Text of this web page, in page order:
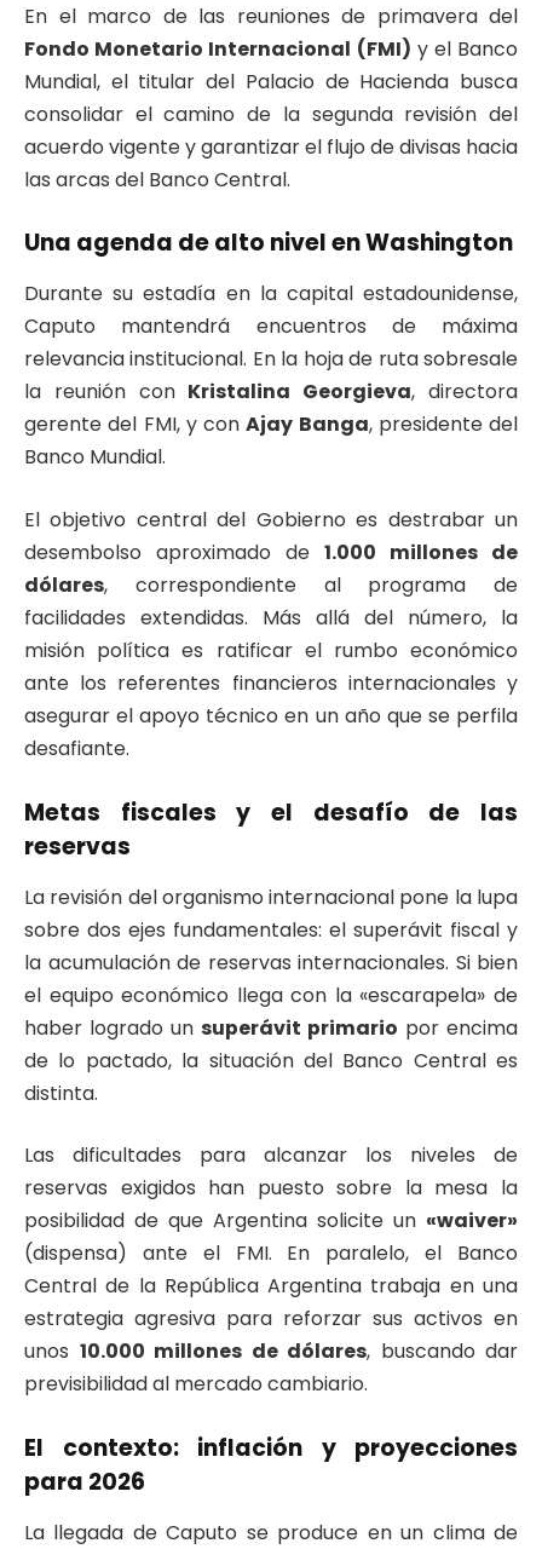
En el marco de las reuniones de primavera del
Fondo Monetario Internacional (FMI) y el Banco
Mundial, el titular del Palacio de Hacienda busca
consolidar el camino de la segunda revisión del
acuerdo vigente y garantizar el flujo de divisas hacia
las arcas del Banco Central.
Una agenda de alto nivel en Washington
Durante su estadía en la capital estadounidense,
Caputo mantendrá encuentros de máxima
relevancia institucional. En la hoja de ruta sobresale
la reunión con Kristalina Georgieva, directora
gerente del FMI, y conAjay Banga, presidente del
Banco Mundial.
El objetivo central del Gobierno es destrabar un
desembolso aproximado de 1.000 millones de
dólares, correspondiente al programa de
facilidades extendidas. Más allá del número, la
misión política es ratificar el rumbo económico
ante los referentes financieros internacionales y
asegurar el apoyo técnico en un año que se perfila
desafiante.
Metas fiscales y el desafío de las
reservas
La revisión del organismo internacional pone la lupa
sobre dos ejes fundamentales: el superávit fiscal y
la acumulación de reservas internacionales. Si bien
el equipo económico llega con la «escarapela» de
haber logrado un superávit primario por encima
de lo pactado, la situación del Banco Central es
distinta.
Las dificultades para alcanzar los niveles de
reservas exigidos han puesto sobre la mesa la
posibilidad de que Argentina solicite un «waiver»
(dispensa) ante el FMI. En paralelo, el Banco
Central de la República Argentina trabaja en una
estrategia agresiva para reforzar sus activos en
unos 10.000 millones de dólares, buscando dar
previsibilidad al mercado cambiario.
El contexto: inflación y proyecciones
para 2026
La llegada de Caputo se produce en un clima de